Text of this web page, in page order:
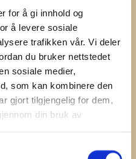
for å gi innhold og
å levere sosiale
trafikken vår. Vi deler
du bruker nettstedet
sosiale medier,
som kan kombinere den
gjort tilgjengelig for dem,
din bruk av